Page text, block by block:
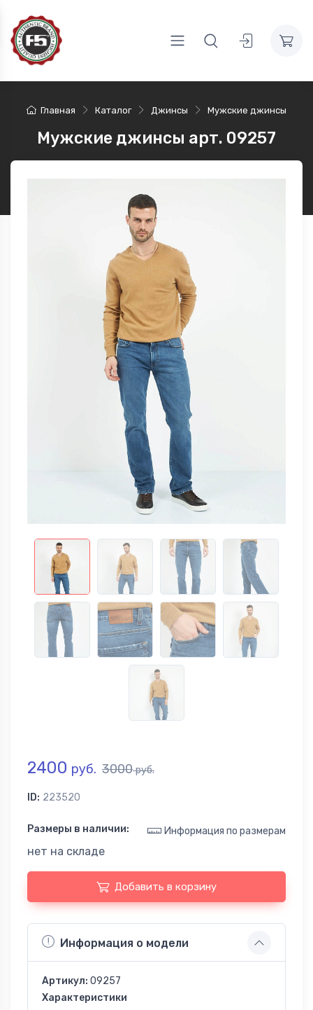
Главная Каталог Джинсы Мужские джинсы
Мужские джинсы арт. 09257
2400 руб. 3000руб.
ID: 223520
Размеры в наличии: Информация по размерам
нет на складе
Добавить в корзину
Информация о модели
Артикул: 09257
Характеристики